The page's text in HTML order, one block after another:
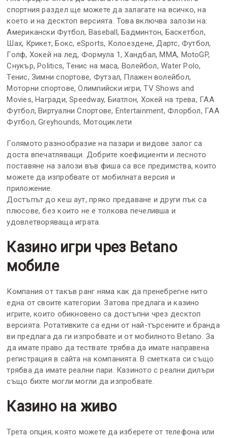
спортния раздел ще можете да залагате на всичко, на
което и на десктоп версията. Това включва залози на:
Американски Футбол, Baseball, Бадминтон, Баскетбол,
Шах, Крикет, Бокс, eSports, Колоездене, Дартс, Футбол,
Голф, Хокей на лед, Формула 1, Хандбал, MMA, MotoGP,
Снукър, Politics, Тенис на маса, Волейбол, Water Polo,
Тенис, Зимни спортове, Футзал, Плажен волейбол,
Моторни спортове, Олимпийски игри, TV Shows and
Movies, Награди, Speedway, Биатлон, Хокей на трева, ГАА
Футбол, Виртуални Спортове, Entertainment, Флорбол, ГАА
Футбол, Greyhounds, Мотоциклети
Голямото разнообразие на пазари и видове залог са
доста впечатляващи. Добрите коефициенти и лесното
поставяне на залози във фиша са все предимства, които
можете да изпробвате от мобилната версия и
приложение.
Достъпът до кеш аут, пряко предаване и други пък са
плюсове, без които не е толкова печеливша и
удовлетворяваща играта.
Казино игри чрез Betano
мобиле
Компания от такъв ранг няма как да пренебрегне нито
една от своите категории. Затова предлага и казино
игрите, които обикновено са достъпни чрез десктоп
версията. Ротативките са едни от най-търсените и бранда
ви предлага да ги изпробвате и от мобилното Betano. За
да имате право да тествате трябва да имате направена
регистрация в сайта на компанията. В сметката си също
трябва да имате реални пари. Казиното с реални дилъри
също бихте могли могли да изпробвате.
Казино на живо
Трета опция, която можете да изберете от телефона или